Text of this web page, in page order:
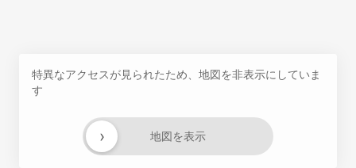
特異なアクセスが見られたため、地図を非表示にしていま
す
地図を表示
›